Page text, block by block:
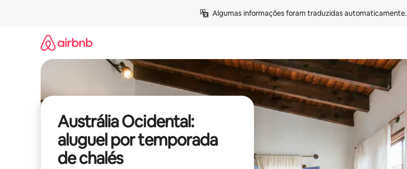
Algumas informações foram traduzidas automaticamente.
Austrália Ocidental:
aluguel por temporada
de chalés